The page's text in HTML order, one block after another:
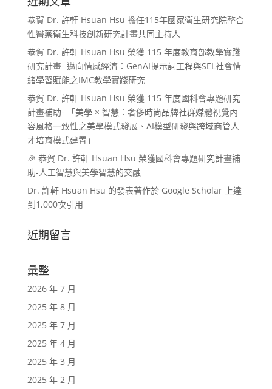
恭賀 Dr. 許軒 Hsuan Hsu 擔任115年國家衛生研究院整合
性醫藥衛生科技創新研究計畫共同主持人
恭賀 Dr. 許軒 Hsuan Hsu 榮獲 115 年度教育部教學實踐
研究計畫- 邁向情感經濟：GenAI提示詞工程與SEL社會情
緒學習賦能之IMC教學實踐研究
恭賀 Dr. 許軒 Hsuan Hsu 榮獲 115 年度國科會專題研究
計畫補助- 「美學 × 智慧：奢侈時尚品牌社群媒體視覺內
容風格一致性之美學模式發展、AI模型研發與跨域商管人
才培育模式建置」
🎉 恭賀 Dr. 許軒 Hsuan Hsu 榮獲國科會專題研究計畫補
助-人工智慧與美學智慧的交融
Dr. 許軒 Hsuan Hsu 的發表著作於 Google Scholar 上達
到1,000次引用
近期留言
彙整
2026 年 7 月
2025 年 8 月
2025 年 7 月
2025 年 4 月
2025 年 3 月
2025 年 2 月